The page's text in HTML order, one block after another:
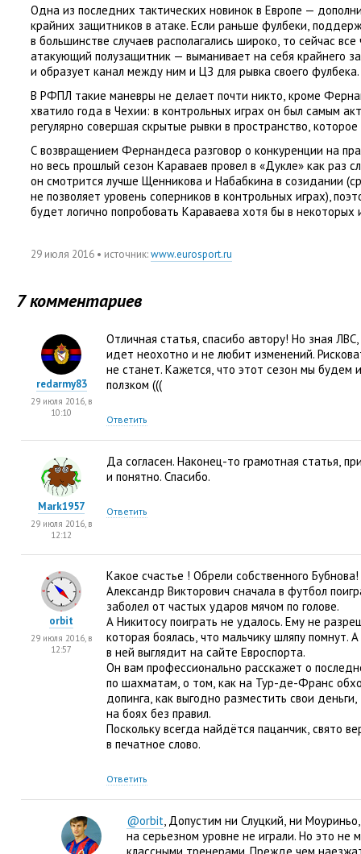
Одна из последних тактических новинок в Европе —
крайних защитников в атаке. Если раньше фулбеки,
в большинстве случаев располагались широко, то сейчас все
атакующий полузащитник — выманивает на себя крайнего
и образует канал между ним и ЦЗ для рывка своего фулбека.
В РФПЛ такие маневры не делает почти никто, кроме
хватило года в Чехии: в контрольных играх он был самым
регулярно совершая скрытые рывки в пространство,
С возвращением Фернандеса разговор о конкуренции на
но весь прошлый сезон Караваев провел в «Дукле» как раз
он смотрится лучше Щенникова и Набабкина в созидании (
не позволяет уровень соперников в контрольных играх),
будет логично попробовать Караваева хотя бы в некоторых
29 июля 2016 • источник:www.eurosport.ru
7 комментариев
Отличная статья, спасибо автору! Но зная ЛВС,
идет неохотно и не любит изменений.
не станет. Кажется, что этот сезон мы будем
ползком (((
Ответить
redarmy83
29 июля 2016, в
10:10
Да согласен. Наконец-то грамотная статья,
и понятно. Спасибо.
Ответить
Mark1957
29 июля 2016, в
12:12
Какое счастье ! Обрели собственного
Александр Викторович сначала в футбол
заболел от частых ударов мячом по голове.
А Никитосу поиграть не удалось. Ему не
которая боялась, что мальчику шляпу помнут.
в ней выглядит на сайте Евроспорта.
Он вам профессионально расскажет о
по шахматам, о том, как на Тур-де-Франс
допинга, как выгодно разместить свои деньги,
на боях без правил.
Поскольку всегда найдётся пацанчик, свято
в печатное слово.
Ответить
orbit
29 июля 2016, в
12:57
@orbit, Допустим ни Слуцкий, ни Моуриньо,
на серьезном уровне не играли. Но это не